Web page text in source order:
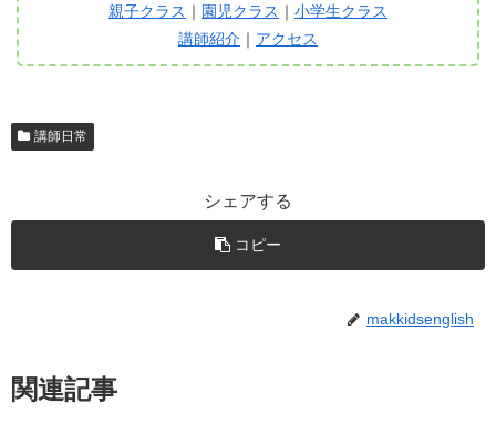
親子クラス ｜ 園児クラス ｜ 小学生クラス
講師紹介 ｜ アクセス
講師日常
シェアする
コピー
makkidsenglish
関連記事